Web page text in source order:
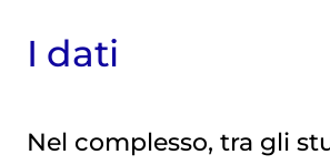
I dati
Nel complesso, tra gli